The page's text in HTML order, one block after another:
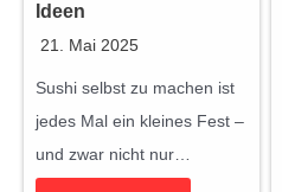
Ideen
21. Mai 2025
Sushi selbst zu machen ist
jedes Mal ein kleines Fest –
und zwar nicht nur…